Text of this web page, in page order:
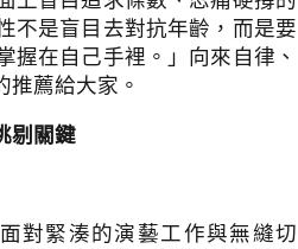
不是盲目去對抗年齡，而是要
握在自己手裡。」向來自律、
薦給大家。
剔關鍵
面對緊湊的演藝工作與無縫切